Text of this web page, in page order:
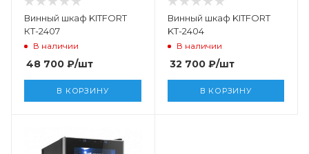
Винный шкаф KITFORT
КТ-2407
В наличии
48 700 ₽/шт
В КОРЗИНУ
Винный шкаф KITFORT
KT-2404
В наличии
32 700₽/шт
В КОРЗИНУ